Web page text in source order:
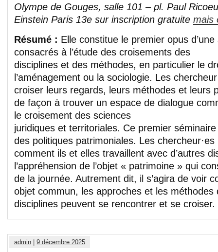
Olympe de Gouges, salle 101 – pl. Paul
Einstein Paris 13e sur inscription gratuite mais
Résumé : Elle constitue le premier opus
consacrés à l’étude des croisements des
disciplines et des méthodes, en particulier le
l’aménagement ou la sociologie. Les
croiser leurs regards, leurs méthodes et leurs
de façon à trouver un espace de dialogue
le croisement des sciences
juridiques et territoriales. Ce premier
des politiques patrimoniales. Les
comment ils et elles travaillent avec d’autres
l’appréhension de l’objet « patrimoine » qui
de la journée. Autrement dit, il s’agira de voir
objet commun, les approches et les méthodes
disciplines peuvent se rencontrer et se croiser.
admin | 9 décembre 2025